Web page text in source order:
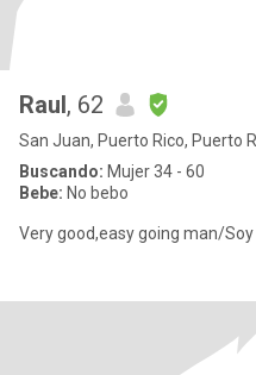
Raul, 62
San Juan, Puerto Rico, Puerto
Buscando: Mujer 34 - 60
Bebe: No bebo
Very good,easy going man/